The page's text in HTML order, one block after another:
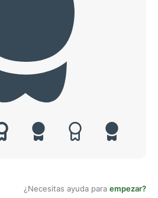
¿Necesitas ayuda para empezar?